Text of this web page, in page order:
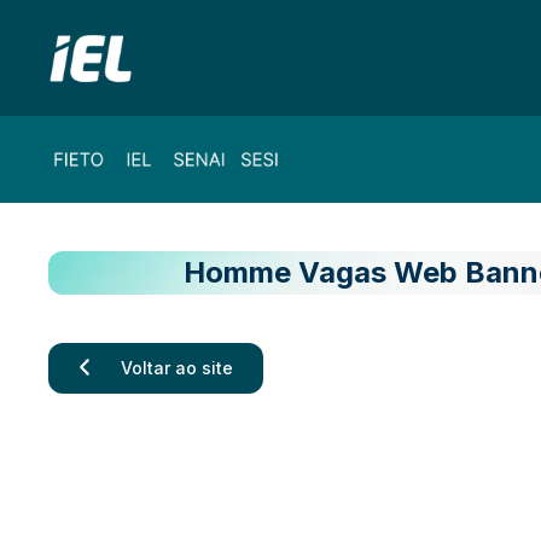
Homme Vagas Web
Voltar ao site